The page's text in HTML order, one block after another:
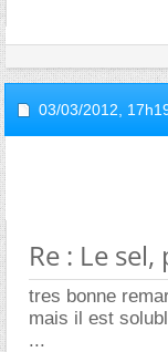
03/03/2012,
Re : Le
tres bonne
mais il est
...